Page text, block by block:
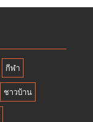
กีฬา
ชาวบ้าน